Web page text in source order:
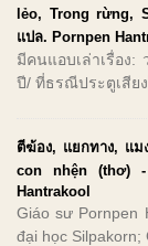
lẻo, Trong rừng,
แปล. Pornpen
มีคนแอบเล่าเรื่อง
ปี/ ที่ธรณีประตูเสีย
ตีฆ้อง, แยกทาง, แ
con nhện (thơ)
Hantrakool
Giáo sư Pornpen
đại học